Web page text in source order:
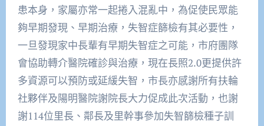
患本身，家屬亦常一起捲入混亂中，為促使民眾能
夠早期發現、早期治療，失智症篩檢有其必要性，
一旦發現家中長輩有早期失智症之可能，市府團隊
會協助轉介醫院確診與治療，現在長照2.0更提供許
多資源可以預防或延緩失智，市長亦感謝所有扶輪
社夥伴及陽明醫院謝院長大力促成此次活動，也謝
謝114位里長、鄰長及里幹事參加失智篩檢種子訓